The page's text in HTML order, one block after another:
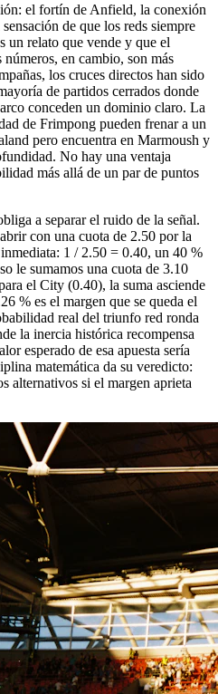
el fortín de Anfield, la conexión
de que los reds siempre
un relato que vende y que el
en cambio, son más
los cruces directos han sido
de partidos cerrados donde
conceden un dominio claro. La
de Frimpong pueden frenar a un
pero encuentra en Marmoush y
No hay una ventaja
más allá de un par de puntos
a separar el ruido de la señal.
con una cuota de 2.50 por la
1 / 2.50 = 0.40, un 40 %
le sumamos una cuota de 3.10
el City (0.40), la suma asciende
% es el margen que se queda el
real del triunfo red ronda
la inercia histórica recompensa
esperado de esa apuesta sería
matemática da su veredicto:
alternativos si el margen aprieta